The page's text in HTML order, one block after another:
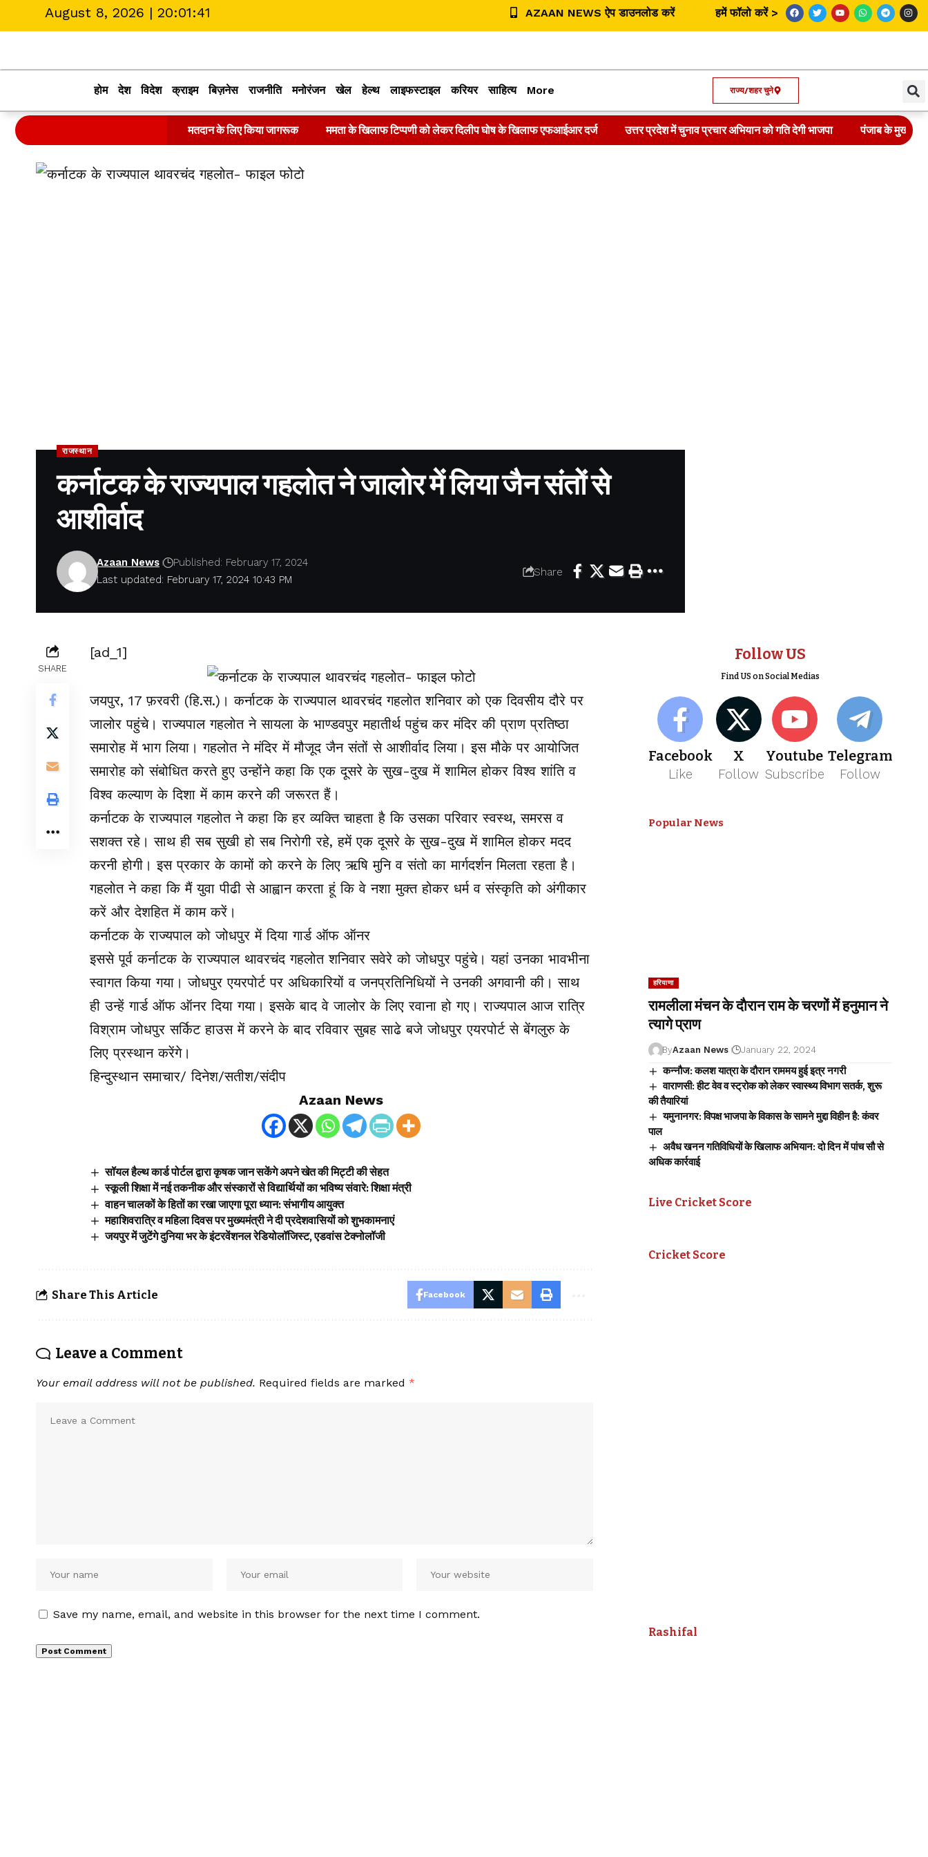
August 8, 2026 | 20:01:41 AZAAN NEWS ऐप डाउनलोड करें हमें फॉलो करें >
होम देश विदेश क्राइम बिज़नेस राजनीति मनोरंजन खेल हेल्थ लाइफस्टाइल करियर साहित्य More राज्य/शहर चुने
मतदान के लिए किया जागरूक ममता के खिलाफ टिप्पणी को लेकर दिलीप घोष के खिलाफ एफआईआर दर्ज उत्तर प्रदेश में चुनाव प्रचार अभियान को गति देगी भाजपा पंजाब के
राजस्थान
कर्नाटक के राज्यपाल गहलोत ने जालोर में लिया जैन संतों से
आशीर्वाद
Last updated: February 17, 2024 10:43 PM
Azaan News Published: February 17, 2024
Share
SHARE
[ad_1]
जयपुर, 17 फ़रवरी (हि.स.)। कर्नाटक के राज्यपाल थावरचंद गहलोत शनिवार को एक दिवसीय दौरे पर
जालोर पहुंचे। राज्यपाल गहलोत ने सायला के भाण्डवपुर महातीर्थ पहुंच कर मंदिर की प्राण प्रतिष्ठा
समारोह में भाग लिया। गहलोत ने मंदिर में मौजूद जैन संतों से आशीर्वाद लिया। इस मौके पर आयोजित
समारोह को संबोधित करते हुए उन्होंने कहा कि एक दूसरे के सुख-दुख में शामिल होकर विश्व शांति व
विश्व कल्याण के दिशा में काम करने की जरूरत हैं।
कर्नाटक के राज्यपाल गहलोत ने कहा कि हर व्यक्ति चाहता है कि उसका परिवार स्वस्थ, समरस व
सशक्त रहे। साथ ही सब सुखी हो सब निरोगी रहे, हमें एक दूसरे के सुख-दुख में शामिल होकर मदद
करनी होगी। इस प्रकार के कामों को करने के लिए ऋषि मुनि व संतो का मार्गदर्शन मिलता रहता है।
गहलोत ने कहा कि मैं युवा पीढी से आह्वान करता हूं कि वे नशा मुक्त होकर धर्म व संस्कृति को अंगीकार
करें और देशहित में काम करें।
कर्नाटक के राज्यपाल को जोधपुर में दिया गार्ड ऑफ ऑनर
इससे पूर्व कर्नाटक के राज्यपाल थावरचंद गहलोत शनिवार सवेरे को जोधपुर पहुंचे। यहां उनका भावभीना
स्वागत किया गया। जोधपुर एयरपोर्ट पर अधिकारियों व जनप्रतिनिधियों ने उनकी अगवानी की। साथ
ही उन्हें गार्ड ऑफ ऑनर दिया गया। इसके बाद वे जालोर के लिए रवाना हो गए। राज्यपाल आज रात्रि
विश्राम जोधपुर सर्किट हाउस में करने के बाद रविवार सुबह साढे बजे जोधपुर एयरपोर्ट से बेंगलुरु के
लिए प्रस्थान करेंगे।
हिन्दुस्थान समाचार/ दिनेश/सतीश/संदीप
Azaan News
सॉयल हैल्थ कार्ड पोर्टल द्वारा कृषक जान सकेंगे अपने खेत की मिट्टी की सेहत
स्कूली शिक्षा में नई तकनीक और संस्कारों से विद्यार्थियों का भविष्य संवारे: शिक्षा मंत्री
वाहन चालकों के हितों का रखा जाएगा पूरा ध्यान: संभागीय आयुक्त
महाशिवरात्रि व महिला दिवस पर मुख्यमंत्री ने दी प्रदेशवासियों को शुभकामनाएं
जयपुर में जुटेंगे दुनिया भर के इंटरवेंशनल रेडियोलॉजिस्ट, एडवांस टेक्नोलॉजी
Share This Article Facebook
Leave a Comment
Your email address will not be published. Required fields are marked *
Save my name, email, and website in this browser for the next time I comment.
Follow US
Find US on Social Medias
Facebook
Like
X
Follow
Youtube
Subscribe
Telegram
Follow
Popular News
हरियाणा
रामलीला मंचन के दाैरान राम के चरणों में हनुमान ने
त्यागे प्राण
ByAzaan News January 22, 2024
कन्नौज: कलश यात्रा के दौरान राममय हुई इत्र नगरी
वाराणसी: हीट वेव व स्ट्रोक को लेकर स्वास्थ्य विभाग सतर्क, शुरू
की तैयारियां
यमुनानगर: विपक्ष भाजपा के विकास के सामने मुद्दा विहीन है: कंवर
पाल
अवैध खनन गतिविधियों के खिलाफ अभियान: दो दिन में पांच सौ से
अधिक कार्रवाई
Live Cricket Score
Cricket Score
Rashifal